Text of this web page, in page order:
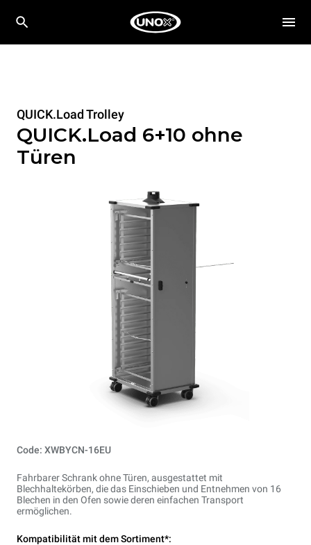
QUICK.Load Trolley
QUICK.Load 6+10 ohne
Türen
Code: XWBYCN-16EU
Fahrbarer Schrank ohne Türen, ausgestattet mit
Blechhaltekörben, die das Einschieben und Entnehmen von 16
Blechen in den Ofen sowie deren einfachen Transport
ermöglichen.
Kompatibilität mit dem Sortiment*: